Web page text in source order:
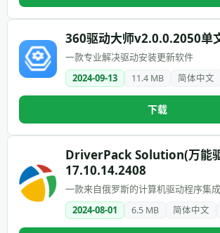
360驱动大师v2.0.0.2050单
一款专业解决驱动安装更新软件
2024-09-13
11.4 MB 简体中文
下载
DriverPack Solution(万能
17.10.14.2408
一款来自俄罗斯的计算机驱动程序集
2024-08-01
6.5 MB 简体中文